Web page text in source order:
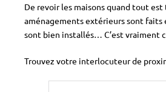
De revoir les maisons quand tout
aménagements extérieurs sont faits
sont bien installés… C’est vraiment
Trouvez votre interlocuteur de